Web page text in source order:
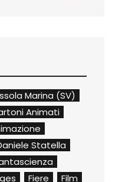
Marina (SV)
Animati
Statella
Fiere
Film